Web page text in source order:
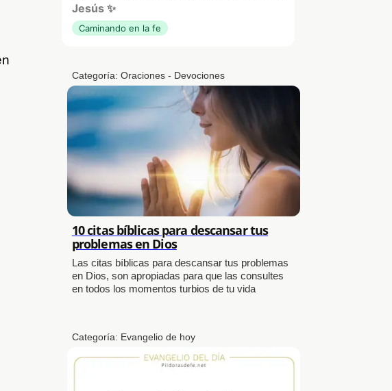
Jesús ✨
Caminando en la fe
Categoría: Oraciones - Devociones
10 citas bíblicas para descansar tus
problemas en Dios
Las citas bíblicas para descansar tus problemas
en Dios, son apropiadas para que las consultes
en todos los momentos turbios de tu vida
Categoría: Evangelio de hoy